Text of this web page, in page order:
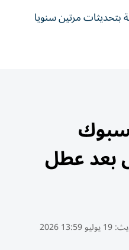
بتحديثات مرتين سنويا
بعد عطل
19 يوليو 13:59 2026